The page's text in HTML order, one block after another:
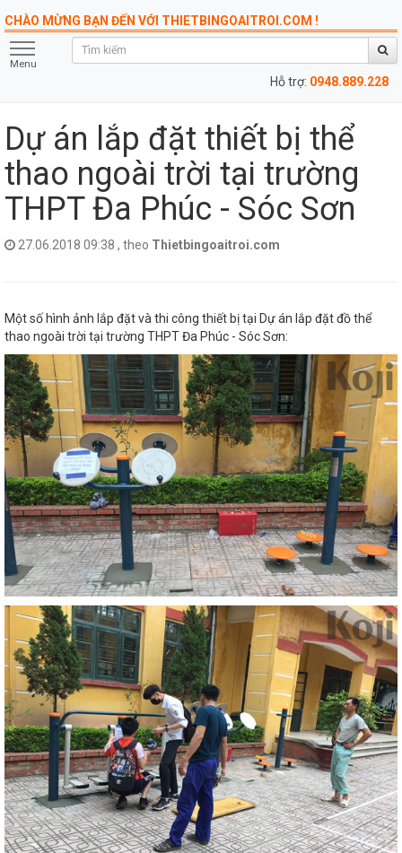
CHÀO MỪNG BẠN ĐẾN VỚI THIETBINGOAITROI.COM !
Menu
Hỗ trợ: 0948.889.228
Dự án lắp đặt thiết bị thể
thao ngoài trời tại trường
THPT Đa Phúc - Sóc Sơn
27.06.2018 09:38 , theo Thietbingoaitroi.com
Một số hình ảnh lắp đặt và thi công thiết bị tại Dự án lắp đặt đồ thể
thao ngoài trời tại trường THPT Đa Phúc - Sóc Sơn: